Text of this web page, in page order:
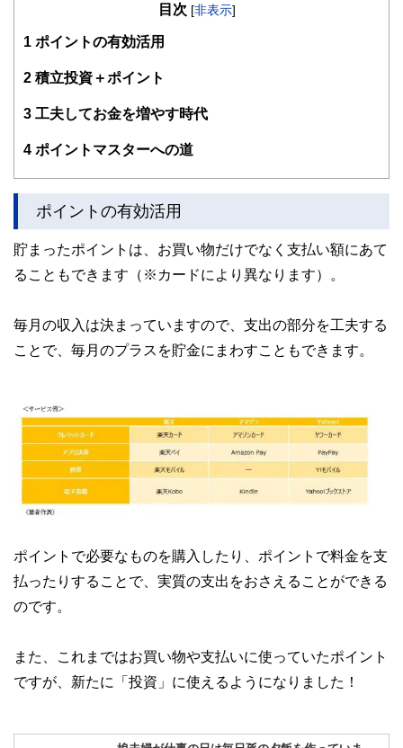
目次 [非表示]
1 ポイントの有効活用
2 積立投資＋ポイント
3 工夫してお金を増やす時代
4 ポイントマスターへの道
ポイントの有効活用
貯まったポイントは、お買い物だけでなく支払い額にあて
ることもできます（※カードにより異なります）。
毎月の収入は決まっていますので、支出の部分を工夫する
ことで、毎月のプラスを貯金にまわすこともできます。
ポイントで必要なものを購入したり、ポイントで料金を支
払ったりすることで、実質の支出をおさえることができる
のです。
また、これまではお買い物や支払いに使っていたポイント
ですが、新たに「投資」に使えるようになりました！